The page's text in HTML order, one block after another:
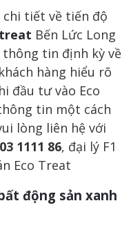
tiết về tiến độ
Bến Lức Long
tin định kỳ về
hàng hiểu rõ
đầu tư vào Eco
tin một cách
lòng liên hệ với
1111 86, đại lý F1
Eco Treat
động sản xanh